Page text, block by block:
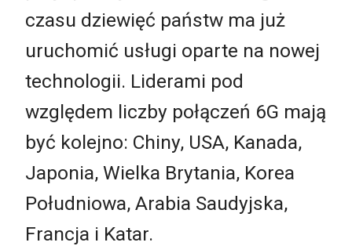
czasu dziewięć państw ma już
uruchomić usługi oparte na nowej
technologii. Liderami pod
względem liczby połączeń 6G mają
być kolejno: Chiny, USA, Kanada,
Japonia, Wielka Brytania, Korea
Południowa, Arabia Saudyjska,
Francja i Katar.